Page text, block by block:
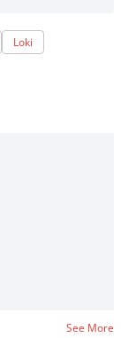
Loki
See More